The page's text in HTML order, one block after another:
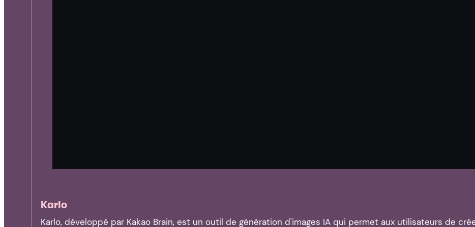
Karlo
Karlo, développé par Kakao Brain, est un outil de génération d'images IA qui permet aux utilisateurs de